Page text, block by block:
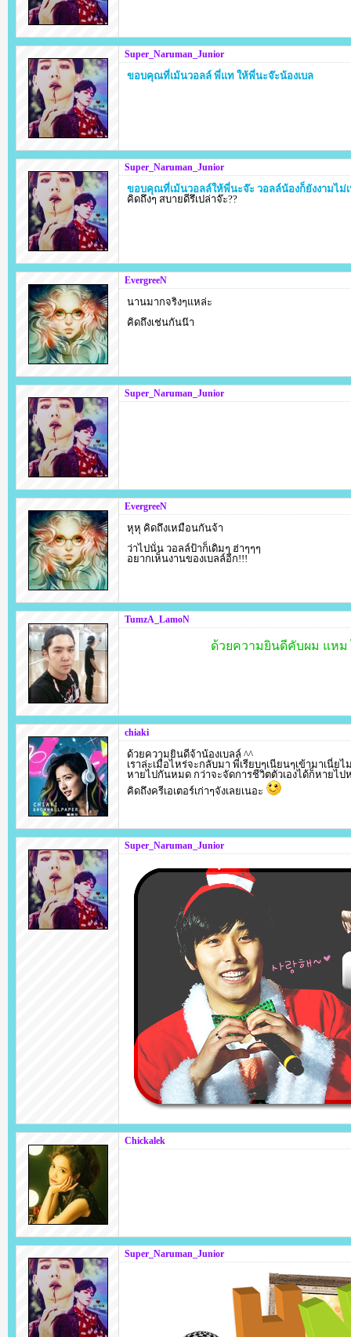
Super_Naruman_Junior
ขอบคุณที่เม้นวอลล์ พี่แท ให้พี่นะจ๊ะน้องเบล
Super_Naruman_Junior
ขอบคุณที่เม้นวอลล์ให้พี่นะจ๊ะ วอลล์น้องก็ยังงามไม่
คิดถึงๆ สบายดีรึเปล่าจ๊ะ??
EvergreeN
นานมากจริงๆแหล่ะ
คิดถึงเช่นกันน๊า
Super_Naruman_Junior
EvergreeN
หุหุ คิดถึงเหมือนกันจ้า
ว่าไปนั่น วอลล์ป้าก็เดิมๆ ฮ่าๆๆๆ
อยากเห็นงานของเบลล์อีก!!!
TumzA_LamoN
ด้วยความยินดีคับผม แหม
chiaki
ด้วยความยินดีจ้าน้องเบลล์ ^^
เราล่ะเมื่อไหร่จะกลับมา พี่เรียบๆเนียนๆเข้ามาเนี่ยไ
หายไปกันหมด กว่าจะจัดการชีวิตตัวเองได้ก็หายไป
คิดถึงครีเอเตอร์เก่าๆจังเลยเนอะ
Super_Naruman_Junior
Chickalek
Super_Naruman_Junior